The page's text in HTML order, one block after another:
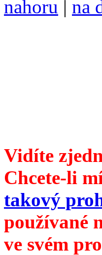
nahoru | na
Vidíte
Chcete-li
takový
používané
ve svém